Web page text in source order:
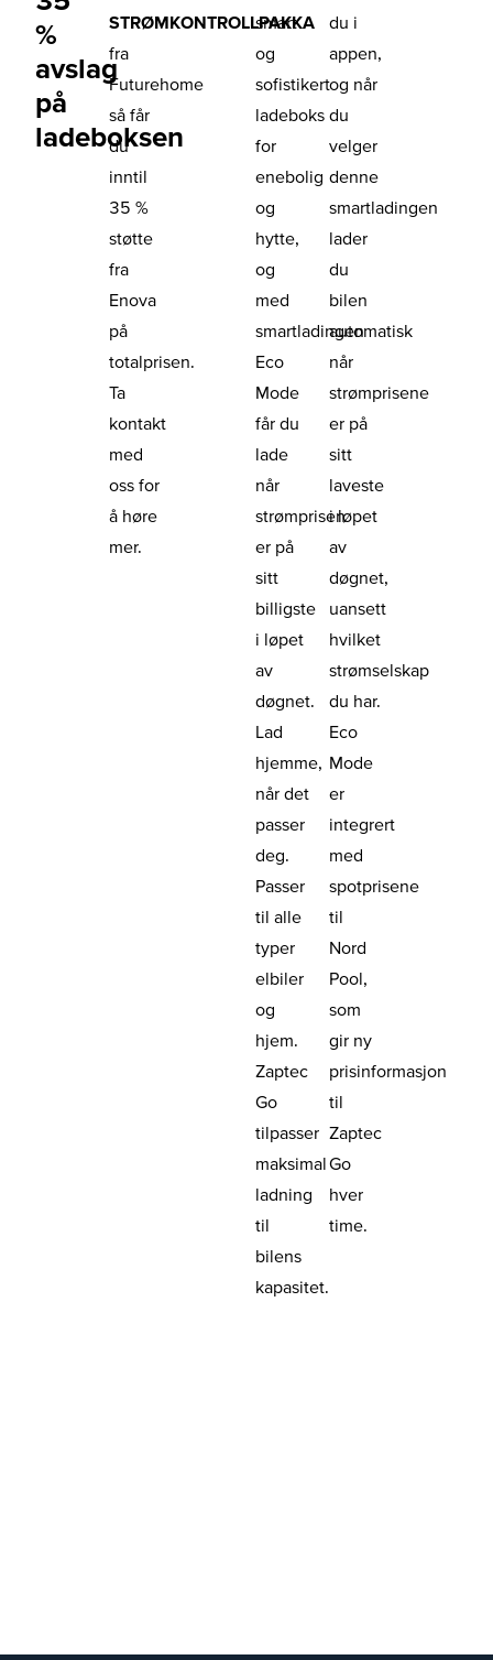
%
avslag
på
ladeboksen
STRØMKONTROLLPAKKA
fra
Futurehome
så får
du
inntil
35 %
støtte
fra
Enova
på
totalprisen.
Ta
kontakt
med
oss for
å høre
mer.
smart
og
sofistikert
ladeboks
for
enebolig
og
hytte,
og
med
smartladingen
Eco
Mode
får du
lade
når
strømprisen
er på
sitt
billigste
i løpet
av
døgnet.
Lad
hjemme,
når det
passer
deg.
Passer
til alle
typer
elbiler
og
hjem.
Zaptec
Go
tilpasser
maksimal
ladning
til
bilens
kapasitet.
du i
appen,
og når
du
velger
denne
smartladingen
lader
du
bilen
automatisk
når
strømprisene
er på
sitt
laveste
i løpet
av
døgnet,
uansett
hvilket
strømselskap
du har.
Eco
Mode
er
integrert
med
spotprisene
til
Nord
Pool,
som
gir ny
prisinformasjon
til
Zaptec
Go
hver
time.